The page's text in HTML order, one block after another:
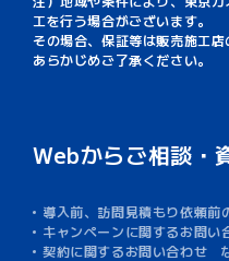
工を行う場合がございます。
その場合、保証等は販売施工店
あらかじめご了承ください。
Webからご相談・
導入前、訪問見積もり依頼前
キャンペーンに関するお問い
契約に関するお問い合わせ